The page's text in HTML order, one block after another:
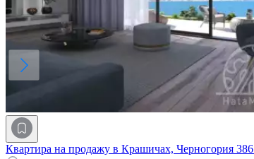
Квартира на продажу в Крашичах, Черногория